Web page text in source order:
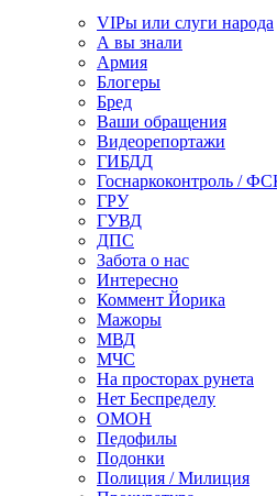
VIPы или слуги народа
А вы знали
Армия
Блогеры
Бред
Ваши обращения
Видеорепортажи
ГИБДД
Госнаркоконтроль /
ГРУ
ГУВД
ДПС
Забота о нас
Интересно
Коммент Йорика
Мажоры
МВД
МЧС
На просторах рунета
Нет Беспределу
ОМОН
Педофилы
Подонки
Полиция / Милиция